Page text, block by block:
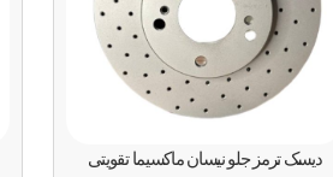
دیسک ترمز جلو نیسان ماکسیما تقویتی